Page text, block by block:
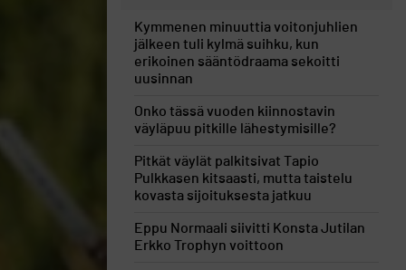
Kymmenen minuuttia voitonjuhlien
jälkeen tuli kylmä suihku, kun
erikoinen sääntödraama sekoitti
uusinnan
Onko tässä vuoden kiinnostavin
väyläpuu pitkille lähestymisille?
Pitkät väylät palkitsivat Tapio
Pulkkasen kitsaasti, mutta taistelu
kovasta sijoituksesta jatkuu
Eppu Normaali siivitti Konsta Jutilan
Erkko Trophyn voittoon